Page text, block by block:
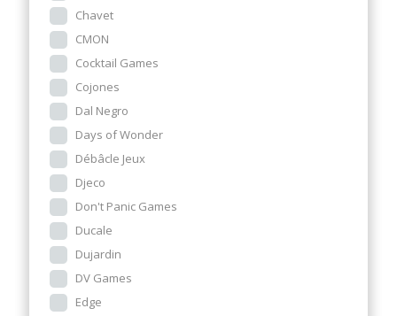
Chavet
CMON
Cocktail Games
Cojones
Dal Negro
Days of Wonder
Débâcle Jeux
Djeco
Don't Panic Games
Ducale
Dujardin
DV Games
Edge